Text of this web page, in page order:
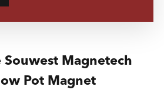
Souwest Magnetech
Pot Magnet